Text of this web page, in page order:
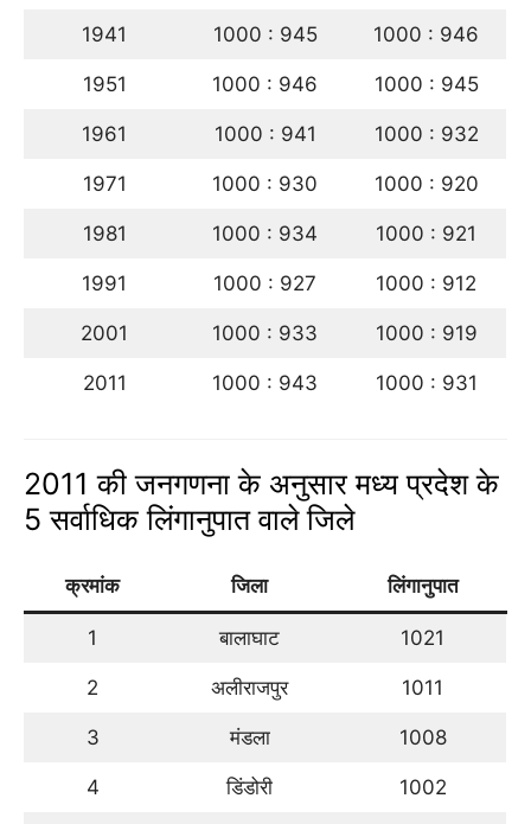
1941 1000 : 945 1000 : 946
1951 1000 : 946 1000 : 945
1961 1000 : 941 1000 : 932
1971 1000 : 930 1000 : 920
1981 1000 : 934 1000 : 921
1991 1000 : 927 1000 : 912
2001 1000 : 933 1000 : 919
2011 1000 : 943 1000 : 931
2011 की जनगणना के अनुसार मध्य प्रदेश के
5 सर्वाधिक लिंगानुपात वाले जिले
क्रमांक जिला लिंगानुपात
1 बालाघाट 1021
2 अलीराजपुर 1011
3 मंडला 1008
4 डिंडोरी 1002